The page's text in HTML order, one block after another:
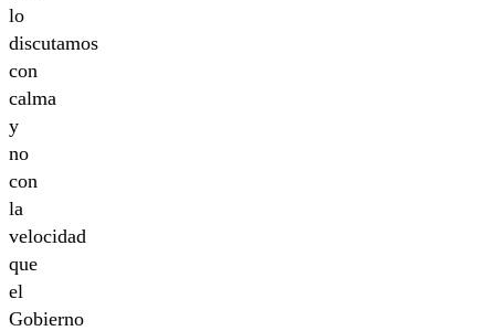
lo
discutamos
con
calma
y
no
con
la
velocidad
que
el
Gobierno